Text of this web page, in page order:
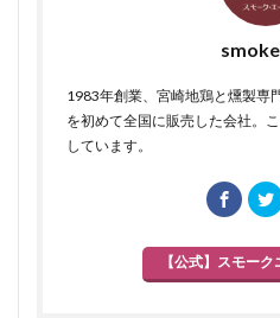
1983年創業、宮崎地鶏と燻製専
を初めて全国に販売した会社。
しています。
【公式】スモー